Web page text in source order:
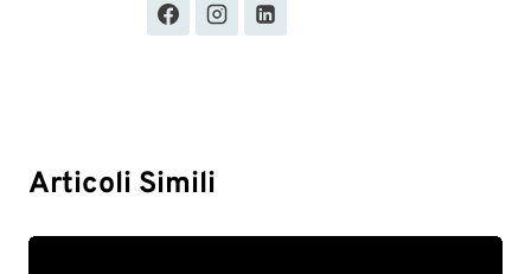
Articoli Simili